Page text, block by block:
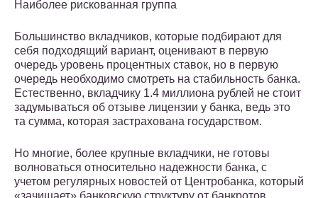
Наиболее рискованная группа
Большинство вкладчиков, которые подбирают для
себя подходящий вариант, оценивают в первую
очередь уровень процентных ставок, но в первую
очередь необходимо смотреть на стабильность банка.
Естественно, вкладчику 1.4 миллиона рублей не стоит
задумываться об отзыве лицензии у банка, ведь это
та сумма, которая застрахована государством.
Но многие, более крупные вкладчики, не готовы
волноваться относительно надежности банка, с
учетом регулярных новостей от Центробанка, который